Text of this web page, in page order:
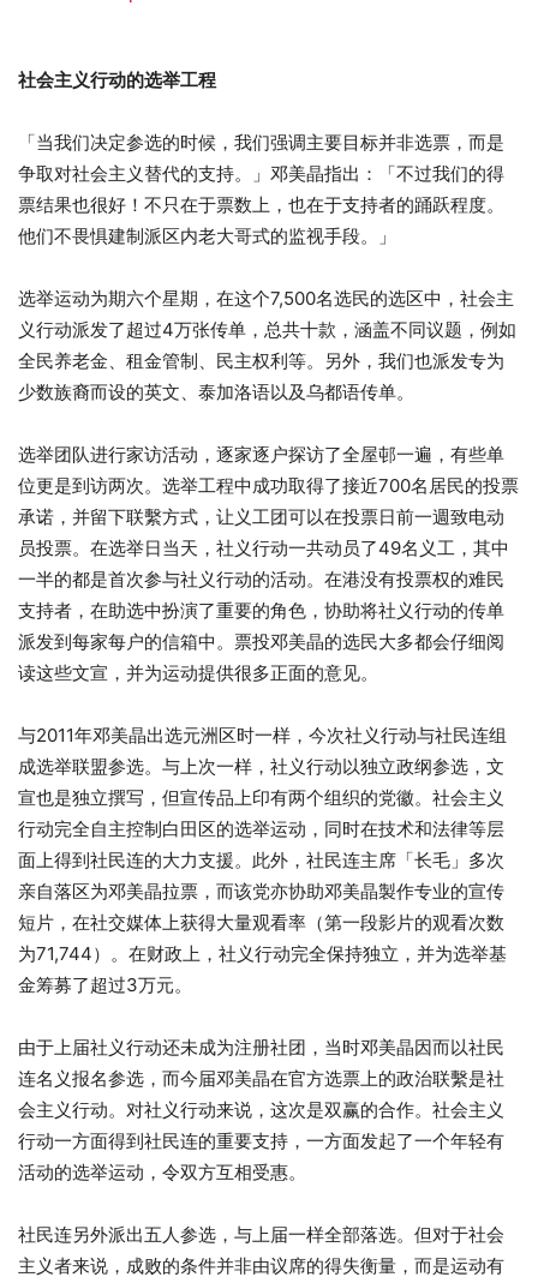
社会主义行动的选举工程
「当我们决定参选的时候，我们强调主要目标并非选票，而是
争取对社会主义替代的支持。」邓美晶指出：「不过我们的得
票结果也很好！不只在于票数上，也在于支持者的踊跃程度。
他们不畏惧建制派区内老大哥式的监视手段。」
选举运动为期六个星期，在这个7,500名选民的选区中，社会主
义行动派发了超过4万张传单，总共十款，涵盖不同议题，例如
全民养老金、租金管制、民主权利等。另外，我们也派发专为
少数族裔而设的英文、泰加洛语以及乌都语传单。
选举团队进行家访活动，逐家逐户探访了全屋邨一遍，有些单
位更是到访两次。选举工程中成功取得了接近700名居民的投票
承诺，并留下联繫方式，让义工团可以在投票日前一週致电动
员投票。在选举日当天，社义行动一共动员了49名义工，其中
一半的都是首次参与社义行动的活动。在港没有投票权的难民
支持者，在助选中扮演了重要的角色，协助将社义行动的传单
派发到每家每户的信箱中。票投邓美晶的选民大多都会仔细阅
读这些文宣，并为运动提供很多正面的意见。
与2011年邓美晶出选元洲区时一样，今次社义行动与社民连组
成选举联盟参选。与上次一样，社义行动以独立政纲参选，文
宣也是独立撰写，但宣传品上印有两个组织的党徽。社会主义
行动完全自主控制白田区的选举运动，同时在技术和法律等层
面上得到社民连的大力支援。此外，社民连主席「长毛」多次
亲自落区为邓美晶拉票，而该党亦协助邓美晶製作专业的宣传
短片，在社交媒体上获得大量观看率（第一段影片的观看次数
为71,744）。在财政上，社义行动完全保持独立，并为选举基
金筹募了超过3万元。
由于上届社义行动还未成为注册社团，当时邓美晶因而以社民
连名义报名参选，而今届邓美晶在官方选票上的政治联繫是社
会主义行动。对社义行动来说，这次是双赢的合作。社会主义
行动一方面得到社民连的重要支持，一方面发起了一个年轻有
活动的选举运动，令双方互相受惠。
社民连另外派出五人参选，与上届一样全部落选。但对于社会
主义者来说，成败的条件并非由议席的得失衡量，而是运动有